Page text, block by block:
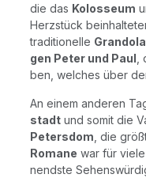
die das Kolos­se­um
Herz­stück
tra­di­tio­nel­le
gen Peter und Paul
ben, wel­ches über
An einem ande­ren
stadt und somit die
Peters­dom , die
Roma­ne war für
nends­te